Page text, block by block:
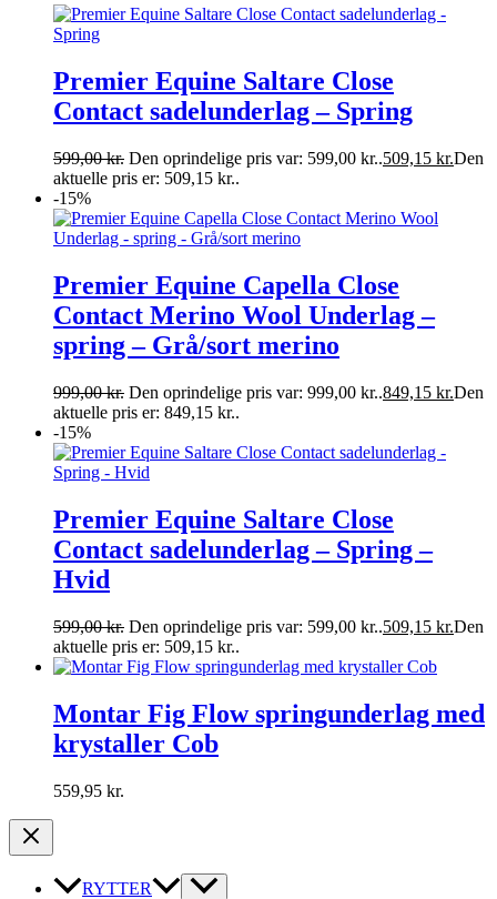
Premier Equine Saltare Close
Contact sadelunderlag – Spring
599,00kr. Den oprindelige pris var: 599,00 kr..509,15 kr.Den
aktuelle pris er: 509,15 kr..
-15%
Premier Equine Capella Close
Contact Merino Wool Underlag –
spring – Grå/sort merino
999,00kr. Den oprindelige pris var: 999,00 kr..849,15 kr.Den
aktuelle pris er: 849,15 kr..
-15%
Premier Equine Saltare Close
Contact sadelunderlag – Spring –
Hvid
599,00kr. Den oprindelige pris var: 599,00 kr..509,15 kr.Den
aktuelle pris er: 509,15 kr..
Montar Fig Flow springunderlag med
krystaller Cob
559,95 kr.
RYTTER